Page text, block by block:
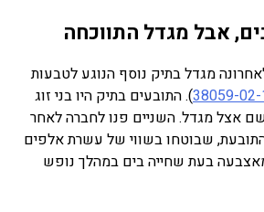
אבל מגדל התווכחה
מגדל בתיק נוסף הנוגע לטבעות
). התובעים בתיק היו בני זוג
אצל מגדל. השניים פנו לחברה לאחר
שבוטחו בשווי של עשרת אלפים
בעת שחייה בים במהלך נופש